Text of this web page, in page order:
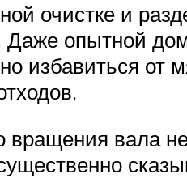
очистке и
Даже опытной
избавиться от
вращения вала